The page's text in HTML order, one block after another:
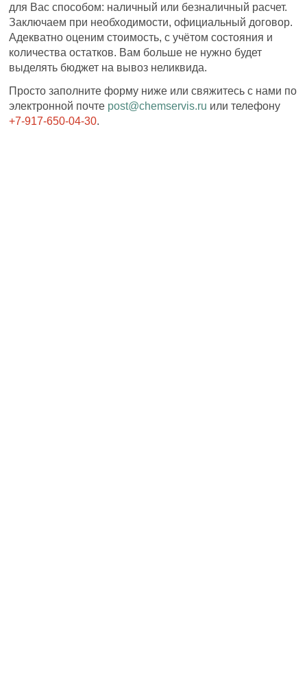
для Вас способом: наличный или безналичный расчет.
Заключаем при необходимости, официальный договор.
Адекватно оценим стоимость, с учётом состояния и
количества остатков. Вам больше не нужно будет
выделять бюджет на вывоз неликвида.
Просто заполните форму ниже или свяжитесь с нами по
электронной почте post@chemservis.ru или телефону
+7-917-650-04-30.